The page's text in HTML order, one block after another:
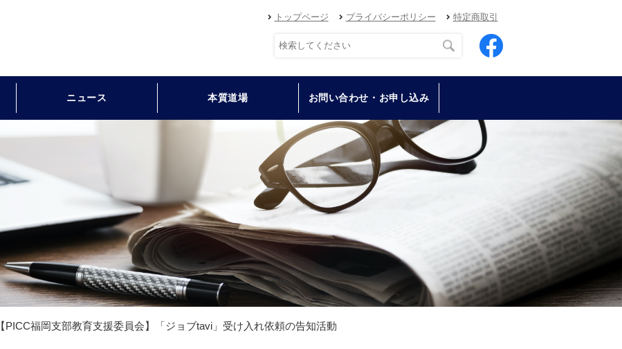
トップページ プライバシーポリシー 特定商取引
ニュース 本質道場 お問い合わせ・お申し込み
【PICC福岡支部教育支援委員会】「ジョブtavi」受け入れ依頼の告知活動